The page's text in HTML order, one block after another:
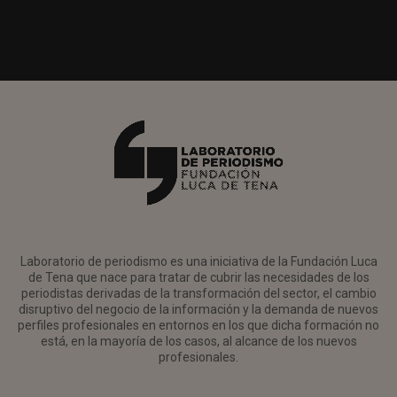
Laboratorio de periodismo es una iniciativa de la Fundación Luca
de Tena que nace para tratar de cubrir las necesidades de los
periodistas derivadas de la transformación del sector, el cambio
disruptivo del negocio de la información y la demanda de nuevos
perfiles profesionales en entornos en los que dicha formación no
está, en la mayoría de los casos, al alcance de los nuevos
profesionales.